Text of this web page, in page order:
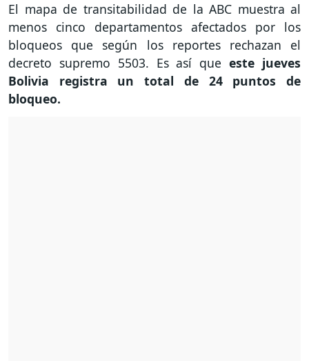
El mapa de transitabilidad de la ABC muestra al
menos cinco departamentos afectados por los
bloqueos que según los reportes rechazan el
decreto supremo 5503. Es así queeste jueves
Bolivia registra un total de 24 puntos de
bloqueo.